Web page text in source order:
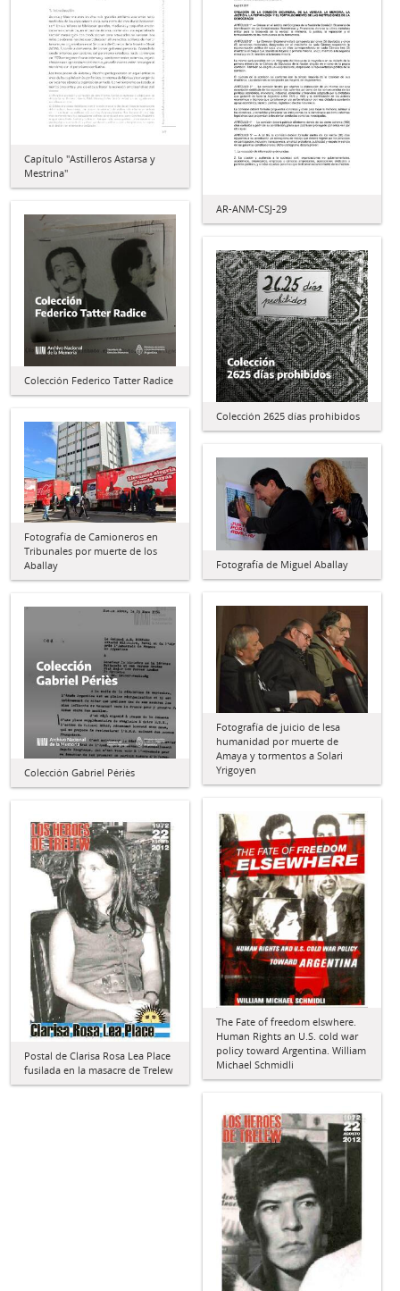
Capítulo "Astilleros Astarsa y
Mestrina"
AR-ANM-CSJ-29
Colección Federico Tatter Radice
Colección 2625 días prohibidos
Fotografía de Camioneros en
Tribunales por muerte de los
Aballay
Fotografía de Miguel Aballay
Fotografía de juicio de lesa
humanidad por muerte de
Amaya y tormentos a Solari
Yrigoyen
Colección Gabriel Périès
The Fate of freedom elswhere.
Human Rights an U.S. cold war
policy toward Argentina. William
Michael Schmidli
Postal de Clarisa Rosa Lea Place
fusilada en la masacre de Trelew